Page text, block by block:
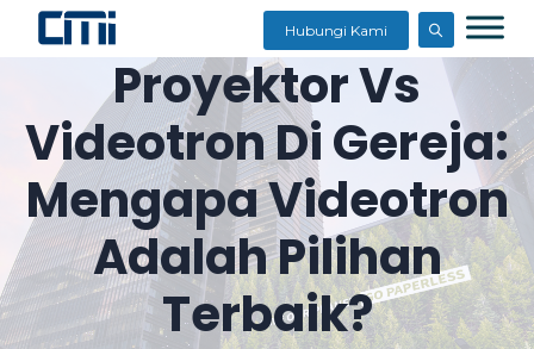
Hubungi Kami
Proyektor Vs
Videotron Di Gereja:
Mengapa Videotron
Adalah Pilihan
Terbaik?